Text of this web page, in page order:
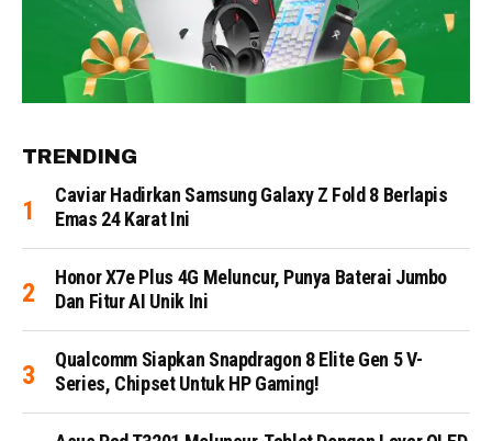
TRENDING
Caviar Hadirkan Samsung Galaxy Z Fold 8 Berlapis
Emas 24 Karat Ini
Honor X7e Plus 4G Meluncur, Punya Baterai Jumbo
Dan Fitur AI Unik Ini
Qualcomm Siapkan Snapdragon 8 Elite Gen 5 V-
Series, Chipset Untuk HP Gaming!